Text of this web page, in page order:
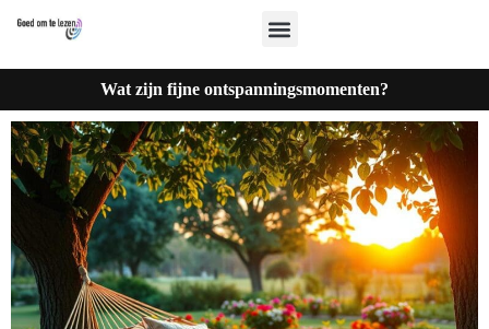
Wat zijn fijne ontspanningsmomenten?